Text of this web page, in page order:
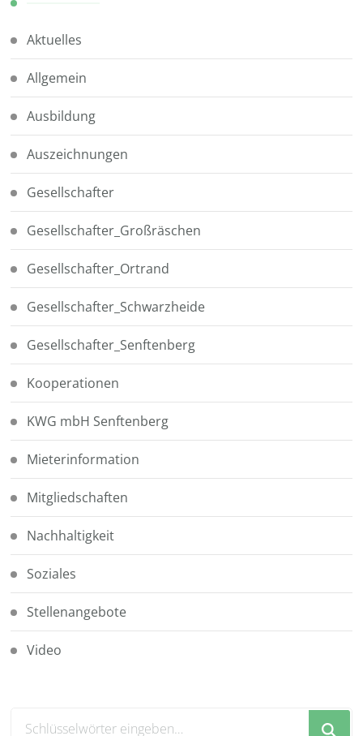
Aktuelles
Allgemein
Ausbildung
Auszeichnungen
Gesellschafter
Gesellschafter_Großräschen
Gesellschafter_Ortrand
Gesellschafter_Schwarzheide
Gesellschafter_Senftenberg
Kooperationen
KWG mbH Senftenberg
Mieterinformation
Mitgliedschaften
Nachhaltigkeit
Soziales
Stellenangebote
Video